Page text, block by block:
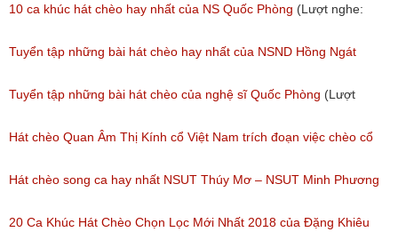
10 ca khúc hát chèo hay nhất của NS Quốc Phòng (Lượt nghe:
1,373)
Tuyển tập những bài hát chèo hay nhất của NSND Hồng Ngát
(Lượt nghe: 777)
Tuyển tập những bài hát chèo của nghệ sĩ Quốc Phòng (Lượt
nghe: 2,002)
Hát chèo Quan Âm Thị Kính cổ Việt Nam trích đoạn việc chèo cổ
Việt Nam đặc sắc nhất
(Lượt nghe: 81)
Hát chèo song ca hay nhất NSUT Thúy Mơ – NSUT Minh Phương
(Lượt nghe: 189)
20 Ca Khúc Hát Chèo Chọn Lọc Mới Nhất 2018 của Đặng Khiêu